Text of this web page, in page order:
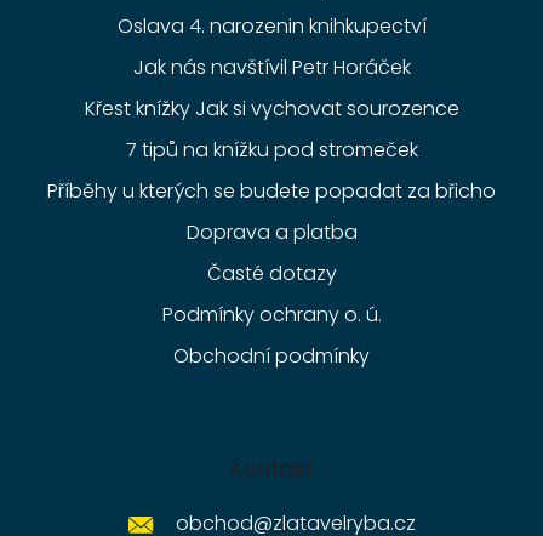
Oslava 4. narozenin knihkupectví
Jak nás navštívil Petr Horáček
Křest knížky Jak si vychovat sourozence
7 tipů na knížku pod stromeček
Příběhy u kterých se budete popadat za břicho
Doprava a platba
Časté dotazy
Podmínky ochrany o. ú.
Obchodní podmínky
Kontakt
obchod@zlatavelryba.cz